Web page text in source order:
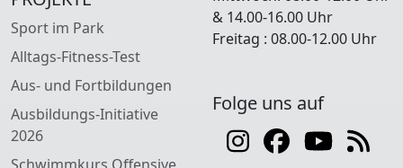
Sport im Park
Alltags-Fitness-Test
Aus- und Fortbildungen
Ausbildungs-Initiative
2026
& 14.00-16.00 Uhr
Freitag : 08.00-12.00 Uhr
Folge uns auf